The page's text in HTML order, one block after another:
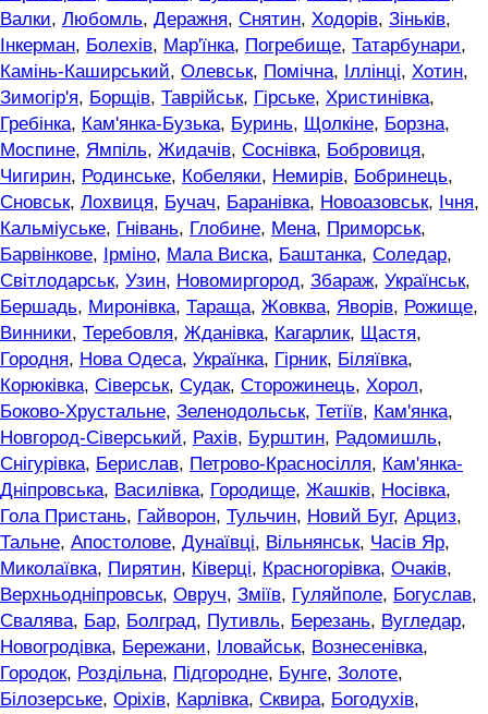
Валки, Любомль, Деражня, Снятин, Ходорів, Зіньків,
Інкерман, Болехів, Мар'їнка, Погребище, Татарбунари,
Камінь-Каширський, Олевськ, Помічна, Іллінці, Хотин,
Зимогір'я, Борщів, Таврійськ, Гірське, Христинівка,
Гребінка, Кам'янка-Бузька, Буринь, Щолкіне, Борзна,
Моспине, Ямпіль, Жидачів, Соснівка, Бобровиця,
Чигирин, Родинське, Кобеляки, Немирів, Бобринець,
Сновськ, Лохвиця, Бучач, Баранівка, Новоазовськ, Ічня,
Кальміуське, Гнівань, Глобине, Мена, Приморськ,
Барвінкове, Ірміно, Мала Виска, Баштанка, Соледар,
Світлодарськ, Узин, Новомиргород, Збараж, Українськ,
Бершадь, Миронівка, Тараща, Жовква, Яворів, Рожище,
Винники, Теребовля, Жданівка, Кагарлик, Щастя,
Городня, Нова Одеса, Українка, Гірник, Біляївка,
Корюківка, Сіверськ, Судак, Сторожинець, Хорол,
Боково-Хрустальне, Зеленодольськ, Тетіїв, Кам'янка,
Новгород-Сіверський, Рахів, Бурштин, Радомишль,
Снігурівка, Берислав, Петрово-Красносілля, Кам'янка-
Дніпровська, Василівка, Городище, Жашків, Носівка,
Гола Пристань, Гайворон, Тульчин, Новий Буг, Арциз,
Тальне, Апостолове, Дунаївці, Вільнянськ, Часів Яр,
Миколаївка, Пирятин, Ківерці, Красногорівка, Очаків,
Верхньодніпровськ, Овруч, Зміїв, Гуляйполе, Богуслав,
Свалява, Бар, Болград, Путивль, Березань, Вугледар,
Новогродівка, Бережани, Іловайськ, Вознесенівка,
Городок, Роздільна, Підгородне, Бунге, Золоте,
Білозерське, Оріхів, Карлівка, Сквира, Богодухів,